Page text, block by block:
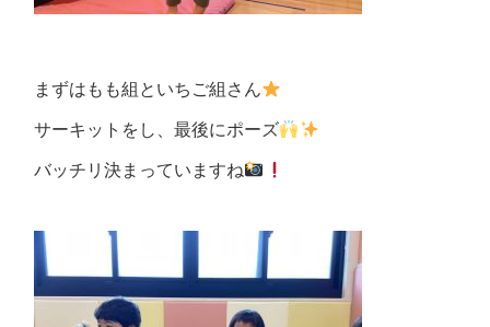
まずはもも組といちご組さん
サーキットをし、最後にポーズ
バッチリ決まっていますね